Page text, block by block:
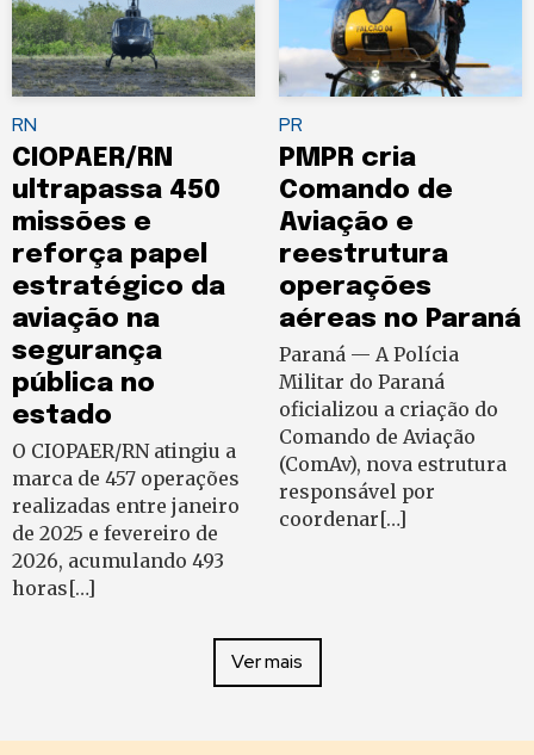
RN
CIOPAER/RN
ultrapassa 450
missões e
reforça papel
estratégico da
aviação na
segurança
pública no
estado
O CIOPAER/RN atingiu a
marca de 457 operações
realizadas entre janeiro
de 2025 e fevereiro de
2026, acumulando 493
horas[…]
PR
PMPR cria
Comando de
Aviação e
reestrutura
operações
aéreas no Paraná
Paraná — A Polícia
Militar do Paraná
oficializou a criação do
Comando de Aviação
(ComAv), nova estrutura
responsável por
coordenar[…]
Ver mais